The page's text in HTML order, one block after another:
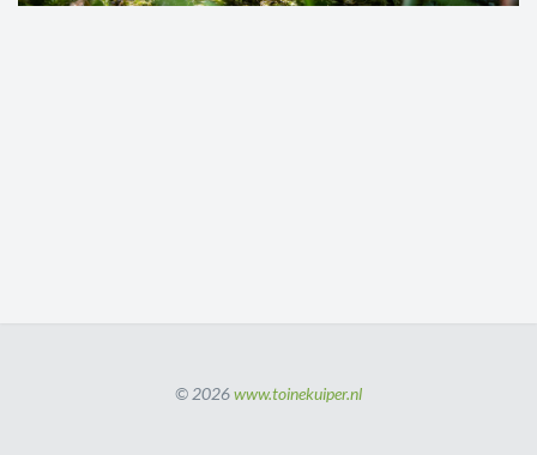
© 2026www.toinekuiper.nl